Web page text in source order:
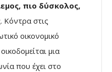
πιο δύσκολος,
. Κόντρα στις
οικονομικό
μια
που έχει στο